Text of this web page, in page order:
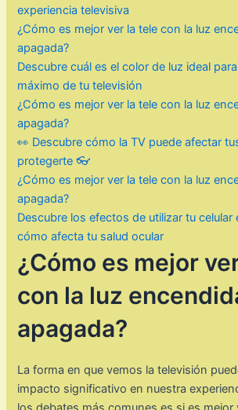
experiencia televisiva
¿Cómo es mejor ver la tele con la luz
apagada?
Descubre cuál es el color de luz ideal
máximo de tu televisión
¿Cómo es mejor ver la tele con la luz
apagada?
👀 Descubre cómo la TV puede afectar
protegerte 👓
¿Cómo es mejor ver la tele con la luz
apagada?
Descubre los efectos de utilizar tu celular
cómo afecta tu salud ocular
¿Cómo es mejor
con la luz
apagada?
La forma en que vemos la televisión
impacto significativo en nuestra